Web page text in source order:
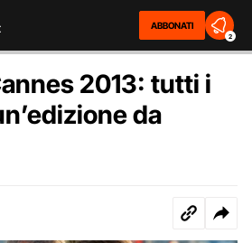
ABBONATI
2
2013: tutti i
da